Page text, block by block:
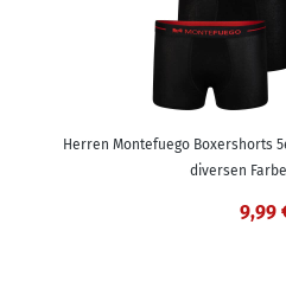
Herren Montefuego Boxershorts
diversen
9,99